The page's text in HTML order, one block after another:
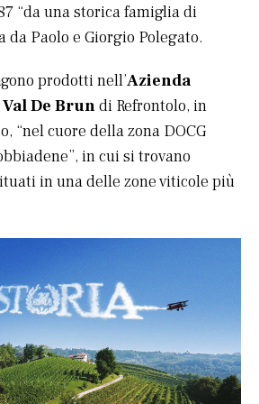
“da una storica famiglia di
Paolo e Giorgio Polegato.
prodotti nell’Azienda
De Brun di Refrontolo, in
“nel cuore della zona DOCG
in cui si trovano
in una delle zone viticole più